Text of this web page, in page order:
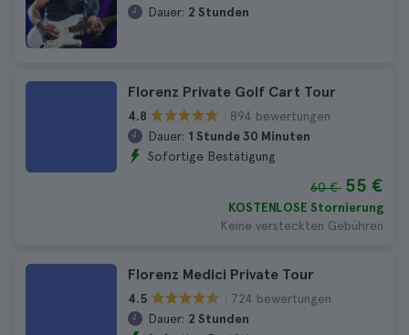
Dauer: 2 Stunden
Florenz Private Golf Cart Tour
4.8
894 bewertungen
Dauer: 1 Stunde 30 Minuten
Sofortige Bestätigung
60 € 55 €
KOSTENLOSE Stornierung
Keine versteckten Gebühren
Florenz Medici Private Tour
4.5
724 bewertungen
Dauer: 2 Stunden